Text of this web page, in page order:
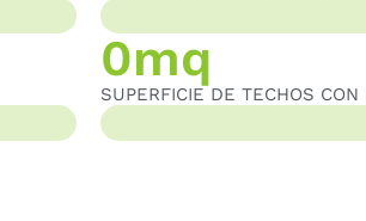
SUPERFICIE DE TECHOS CON
0mq